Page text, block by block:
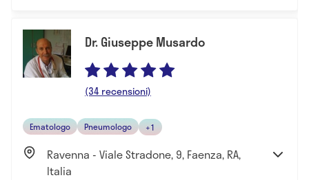
Dr. Giuseppe Musardo
(34 recensioni)
Ematologo Pneumologo +1
Ravenna - Viale Stradone, 9, Faenza, RA,
Italia